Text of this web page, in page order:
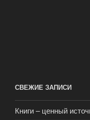
СВЕЖИЕ ЗАПИСИ
Книги – ценный